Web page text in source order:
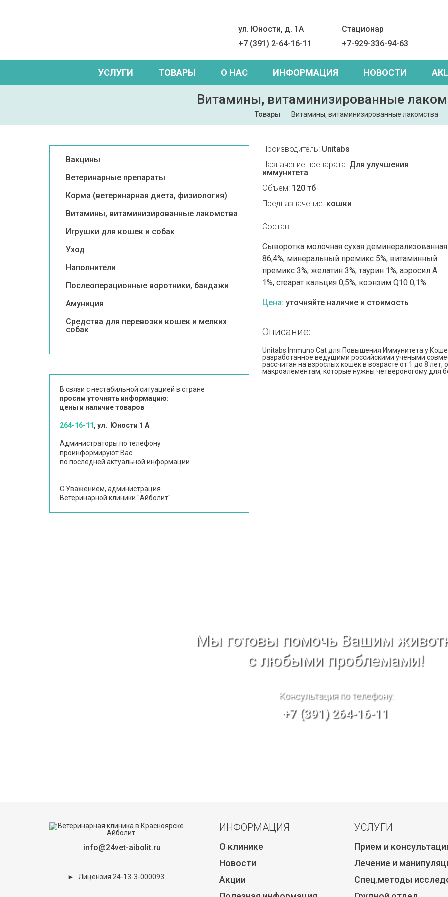
ул. Юности, д. 1А
+7 (391) 2-64-16-11
Стационар
+7-929-336-94-63
УСЛУГИ ТОВАРЫ О НАС ИНФОРМАЦИЯ НОВОСТИ
Витамины, витаминизированные
Товары Витамины, витаминизированные лакомства
Вакцины
Ветеринарные препараты
Корма (ветеринарная диета, физиология)
Витамины, витаминизированные лакомства
Игрушки для кошек и собак
Уход
Наполнители
Послеоперационные воротники, бандажи
Амуниция
Средства для перевозки кошек и мелких
собак
В связи с нестабильной ситуацией в стране
просим уточнять информацию:
цены и наличие товаров
264-16-11, ул. Юности 1 А
Администраторы по телефону
проинформируют Вас
по последней актуальной информации.
С Уважением, администрация
Ветеринарной клиники "Айболит"
Производитель: Unitabs
Назначение препарата: Для улучшения
иммунитета
Объем: 120 тб
Предназначение: кошки
Состав:
Сыворотка молочная сухая деминерализованная
86,4%, минеральный премикс 5%, витаминный
премикс 3%, желатин 3%, таурин 1%, аэросил А
1%, стеарат кальция 0,5%, коэнзим Q10 0,1%.
Цена: уточняйте наличие и стоимость
Описание:
Unitabs Immuno Cat для Повышения Иммунитета у
разработанное ведущими российскими учеными
рассчитан на взрослых кошек в возрасте от 1 до 8
макроэлементам, которые нужны четвероногому для
Мы готовы помочь Вашим
с любыми проблемами!
Консультация по телефону:
+7 (391) 264-16-11
info@24vet-aibolit.ru
► Лицензия 24-13-3-000093
ИНФОРМАЦИЯ
О клинике
Новости
Акции
УСЛУГИ
Прием и
Лечение и
Спец.методы